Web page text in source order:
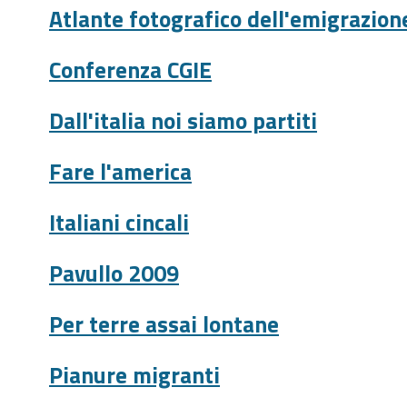
Atlante fotografico
Conferenza CGIE
Dall'italia noi siamo partiti
Fare l'america
Italiani cincali
Pavullo 2009
Per terre assai lontane
Pianure migranti